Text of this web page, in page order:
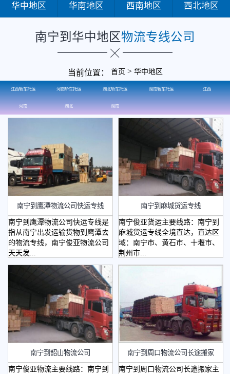
西南地区
西北地区
华中地区 华南地区 西南地区 西北地区
南宁到华中地区物流专线公司
当前位置： 首页 > 华中地区
江西轿车托运 河南轿车托运 湖北轿车托运 湖南轿车托运 江西
河南 湖北 湖南
南宁到鹰潭物流公司快运专线
南宁到鹰潭物流公司快运专线是
指从南宁出发运输货物到鹰潭去
的物流专线，南宁俊亚物流公司
天天发...
南宁到麻城货运专线
南宁俊亚货运主要线路：南宁到
麻城货运专线全境直达，直达区
域：南宁市、黄石市、十堰市、
荆州市...
南宁到韶山物流公司
南宁俊亚物流主要线路：南宁到
​南宁到周口物流公司长途搬家
南宁到周口物流公司长途搬家主